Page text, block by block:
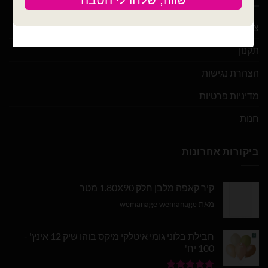
צור קשר
תקנון
הצהרת נגישות
מדיניות פרטיות
חנות
ביקורות אחרונות
קיר קאפה מלבן חלק 1.80X90 מטר
מאת wemanage wemanage
חבילת בלוני גומי איטלקי מיקס בוהו שיק 12 אינץ' -
100 יח'